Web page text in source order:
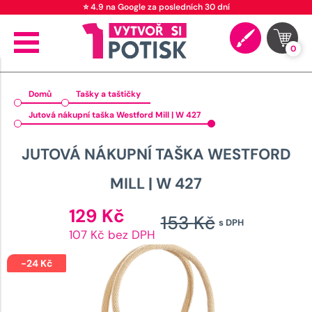
⭐ 4.9 na Google za posledních 30 dní
0
Domů
Tašky a taštičky
Jutová nákupní taška Westford Mill | W 427
JUTOVÁ NÁKUPNÍ TAŠKA WESTFORD
MILL | W 427
s DPH
153Kč
129 Kč cena
je:
129 Kč.
107 Kč bez DPH
-24Kč